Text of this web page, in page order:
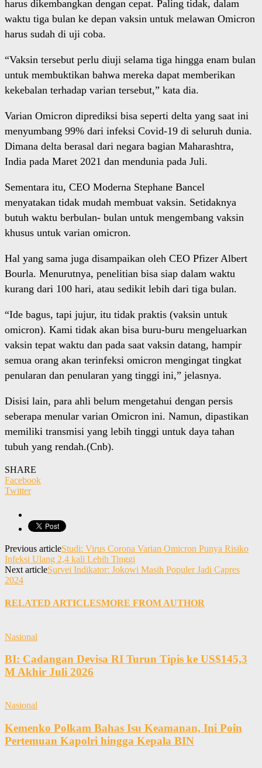
harus dikembangkan dengan cepat. Paling tidak, dalam
waktu tiga bulan ke depan vaksin untuk melawan Omicron
harus sudah di uji coba.
“Vaksin tersebut perlu diuji selama tiga hingga enam bulan
untuk membuktikan bahwa mereka dapat memberikan
kekebalan terhadap varian tersebut,” kata dia.
Varian Omicron diprediksi bisa seperti delta yang saat ini
menyumbang 99% dari infeksi Covid-19 di seluruh dunia.
Dimana delta berasal dari negara bagian Maharashtra,
India pada Maret 2021 dan mendunia pada Juli.
Sementara itu, CEO Moderna Stephane Bancel
menyatakan tidak mudah membuat vaksin. Setidaknya
butuh waktu berbulan- bulan untuk mengembang vaksin
khusus untuk varian omicron.
Hal yang sama juga disampaikan oleh CEO Pfizer Albert
Bourla. Menurutnya, penelitian bisa siap dalam waktu
kurang dari 100 hari, atau sedikit lebih dari tiga bulan.
“Ide bagus, tapi jujur, itu tidak praktis (vaksin untuk
omicron). Kami tidak akan bisa buru-buru mengeluarkan
vaksin tepat waktu dan pada saat vaksin datang, hampir
semua orang akan terinfeksi omicron mengingat tingkat
penularan dan penularan yang tinggi ini,” jelasnya.
Disisi lain, para ahli belum mengetahui dengan persis
seberapa menular varian Omicron ini. Namun, dipastikan
memiliki transmisi yang lebih tinggi untuk daya tahan
tubuh yang rendah.(Cnb).
SHARE
Facebook
Twitter
Previous articleStudi: Virus Corona Varian Omicron Punya Risiko
Infeksi Ulang 2,4 kali Lebih Tinggi
Next articleSurvei Indikator: Jokowi Masih Populer Jadi Capres
2024
RELATED ARTICLESMORE FROM AUTHOR
Nasional
BI: Cadangan Devisa RI Turun Tipis ke US$145,3
M Akhir Juli 2026
Nasional
Kemenko Polkam Bahas Isu Keamanan, Ini Poin
Pertemuan Kapolri hingga Kepala BIN